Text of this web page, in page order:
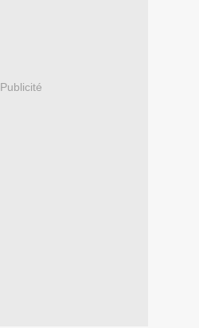
Publicité